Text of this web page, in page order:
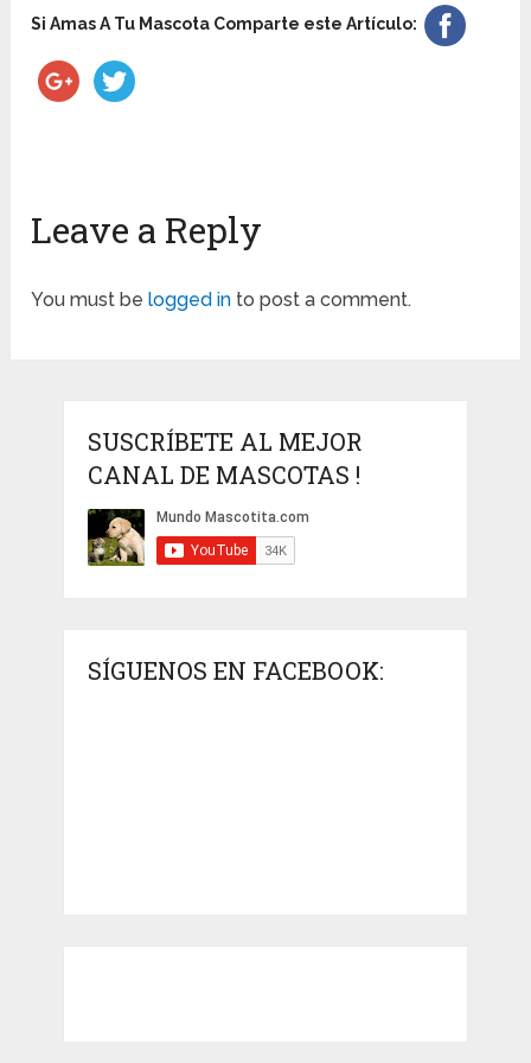
Si Amas A Tu Mascota Comparte este Artículo:
Leave a Reply
You must belogged in to post a comment.
SUSCRÍBETE AL MEJOR
CANAL DE MASCOTAS !
SÍGUENOS EN FACEBOOK: